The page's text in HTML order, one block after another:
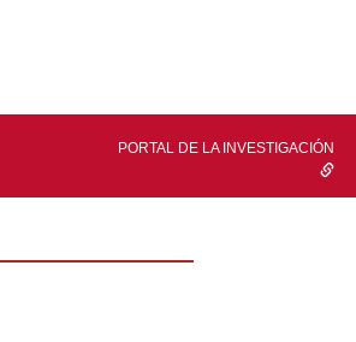
PORTAL DE LA INVESTIGACIÓN